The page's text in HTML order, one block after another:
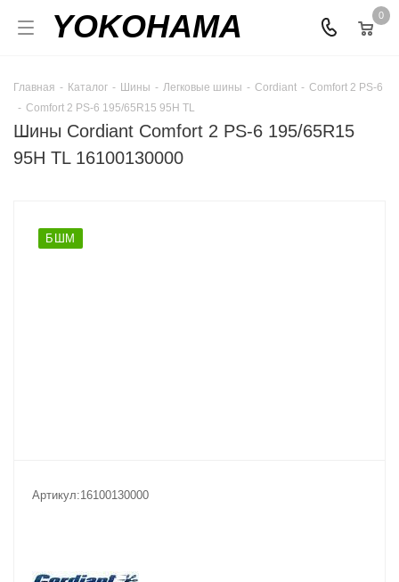
YOKOHAMA 0
Главная - Каталог - Шины - Легковые шины - Cordiant - Comfort 2 PS-6
- Comfort 2 PS-6 195/65R15 95H TL
Шины Cordiant Comfort 2 PS-6 195/65R15
95H TL 16100130000
БШМ
Артикул:16100130000